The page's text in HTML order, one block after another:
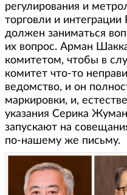
регулирования и
торговли и интеграции
должен заниматься
их вопрос. Арман
комитетом, чтобы в
комитет что-то
ведомство, и он
маркировки, и,
указания Серика
запускают на
по-нашему же письму.